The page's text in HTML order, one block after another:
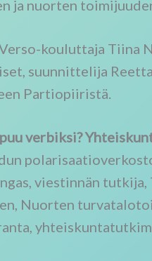
ja nuorten
kouluttaja Tiina
suunnittelija
Partiopiiristä.
verbiksi?
viestinnän
Nuorten